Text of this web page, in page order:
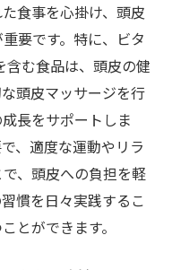
提供する最新トレ
効果！頭皮ケアが
リラクゼーション
皮マッサージの技
食事を心掛け、頭皮
要です。特に、ビタ
含む食品は、頭皮の健
頭皮マッサージを行
長をサポートしま
、適度な運動やリラ
、頭皮への負担を軽
慣を日々実践するこ
とができます。